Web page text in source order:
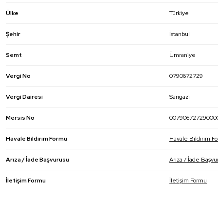
Ülke Türkiye
Şehir İstanbul
Semt Ümraniye
Vergi No 0790672729
Vergi Dairesi Sarıgazi
Mersis No
Havale Bildirim Formu Havale Bildirim
Arıza / İade Başvurusu Arıza / İade
İletişim Formu İletişim Formu